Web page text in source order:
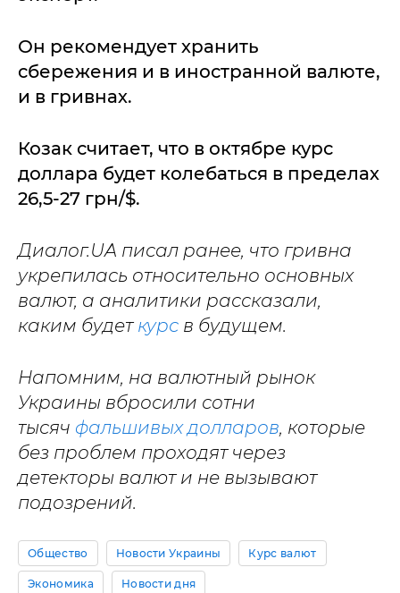
Он рекомендует хранить
сбережения и в иностранной валюте,
и в гривнах.
Козак считает, что в октябре курс
доллара будет колебаться в пределах
26,5-27 грн/$.
Диалог.UA писал ранее, что гривна
укрепилась относительно основных
валют, а аналитики рассказали,
каким будеткурс в будущем.
Напомним, на валютный рынок
Украины вбросили сотни
тысяч фальшивых долларов, которые
без проблем проходят через
детекторы валют и не вызывают
подозрений.
Общество Новости Украины Курс валют
Экономика Новости дня